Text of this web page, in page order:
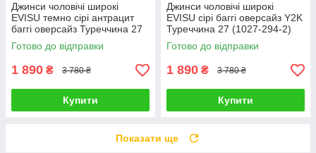
Джинси чоловічі широкі
EVISU темно сірі антрацит
баггі оверсайз Туреччина 27
(1027-294-3)
Готово до відправки
1 890 ₴ 3 780 ₴
Купити
Джинси чоловічі широкі
EVISU сірі баггі оверсайз Y2K
Туреччина 27 (1027-294-2)
Готово до відправки
1 890 ₴ 3 780 ₴
Купити
Показати ще